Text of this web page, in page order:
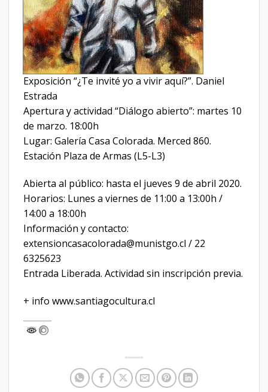
Exposición “¿Te invité yo a vivir aquí?”. Daniel
Estrada
Apertura y actividad “Diálogo abierto”: martes 10
de marzo. 18:00h
Lugar: Galería Casa Colorada. Merced 860.
Estación Plaza de Armas (L5-L3)
Abierta al público: hasta el jueves 9 de abril 2020.
Horarios: Lunes a viernes de 11:00 a 13:00h /
14:00 a 18:00h
Información y contacto:
extensioncasacolorada@munistgo.cl / 22
6325623
Entrada Liberada. Actividad sin inscripción previa.
+ info www.santiagocultura.cl